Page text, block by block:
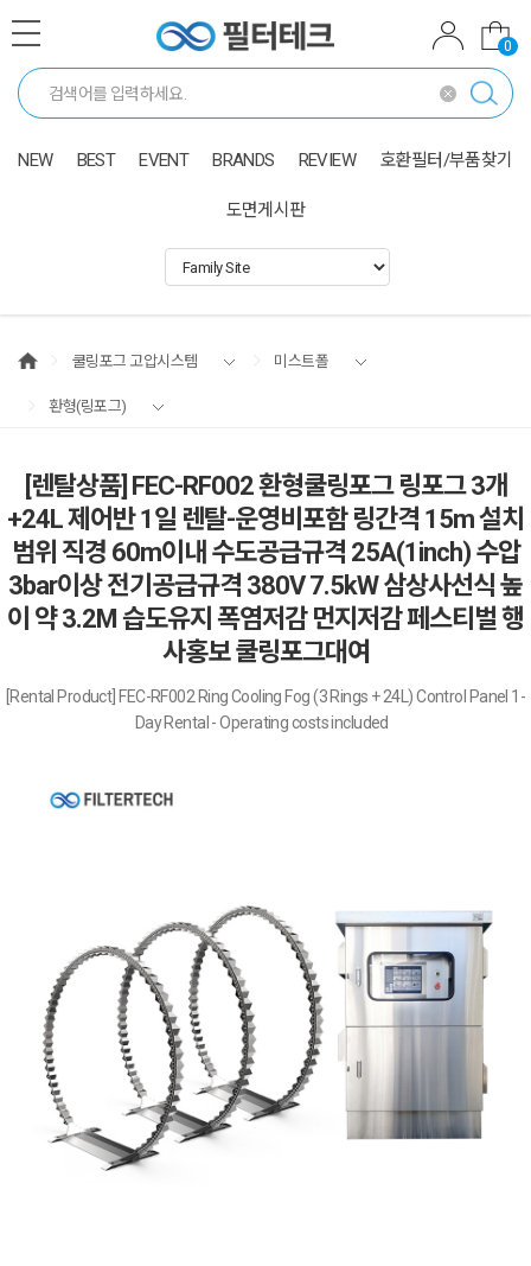
0
NEW BEST EVENT BRANDS REVIEW 호환필터/부품찾기
도면게시판
쿨링포그 고압시스템 미스트폴
환형(링포그)
[렌탈상품] FEC-RF002 환형쿨링포그 링포그 3개
+24L 제어반 1일 렌탈-운영비포함 링간격 15m 설치
범위 직경 60m이내 수도공급규격 25A(1inch) 수압
3bar이상 전기공급규격 380V 7.5kW 삼상사선식 높
이 약 3.2M 습도유지 폭염저감 먼지저감 페스티벌 행
사홍보 쿨링포그대여
[Rental Product] FEC-RF002 Ring Cooling Fog (3 Rings + 24L) Control Panel 1-
Day Rental - Operating costs included